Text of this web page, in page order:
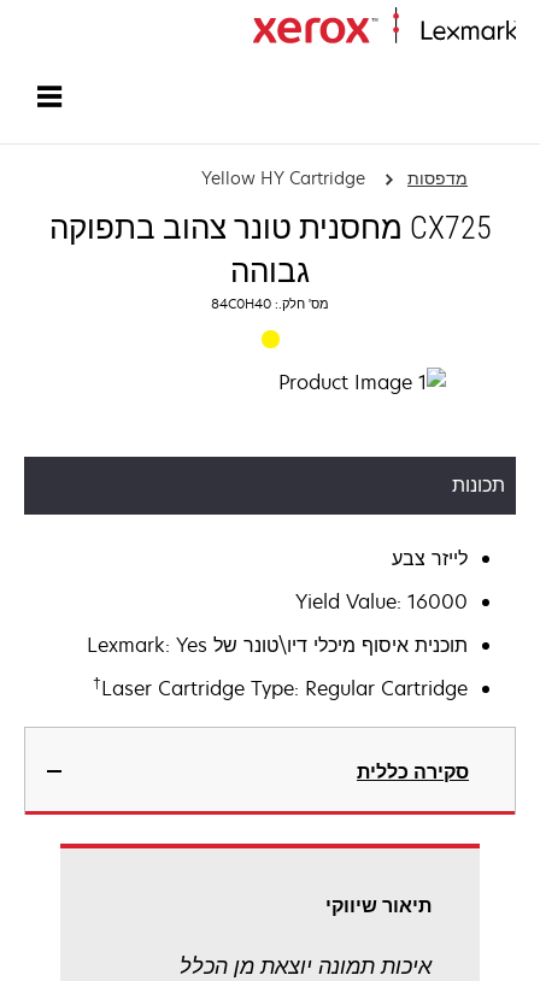
מדפסות Yellow HY Cartridge
CX725 מחסנית טונר צהוב בתפוקה
גבוהה
מס' חלק.: 84C0H40
תכונות
לייזר צבע
Yield Value: 16000
תוכנית איסוף מיכלי דיו\טונר של Lexmark: Yes
Laser Cartridge Type: Regular Cartridge
†
סקירה כללית
תיאור שיווקי
איכות תמונה יוצאת מן הכלל